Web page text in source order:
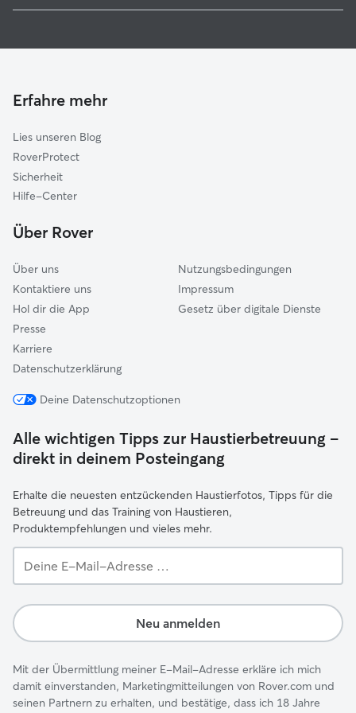
Essenbach
Landshut
Niederviehbach
Geisenhausen
Wörth an der Isar
Altfraunhofen
Gassi-Service in Adlkofen
Erfahre mehr
Lies unseren Blog
RoverProtect
Sicherheit
Hilfe-Center
Über Rover
Über uns
Kontaktiere uns
Hol dir die App
Presse
Karriere
Datenschutzerklärung
Nutzungsbedingungen
Impressum
Gesetz über digitale Dienste
Deine Datenschutzoptionen
Alle wichtigen Tipps zur Haustierbetreuung –
direkt in deinem Posteingang
Erhalte die neuesten entzückenden Haustierfotos, Tipps für die
Betreuung und das Training von Haustieren,
Produktempfehlungen und vieles mehr.
E-
Adresse …
Neu anmelden
Mit der Übermittlung meiner E-Mail-Adresse erkläre ich mich
damit einverstanden, Marketingmitteilungen von Rover.com und
seinen Partnern zu erhalten, und bestätige, dass ich 18 Jahre